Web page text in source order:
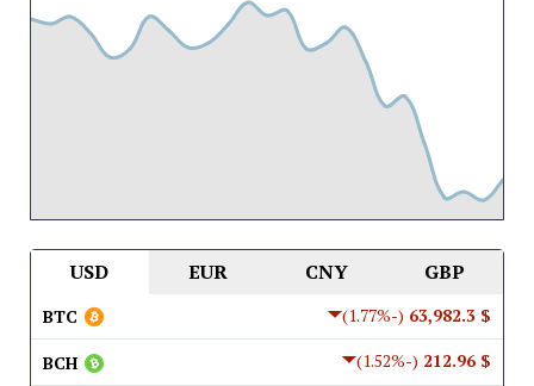
USD EUR CNY GBP
$ 63,982.3
(-1.77%)
BTC
$ 212.96
(-1.52%)
BCH